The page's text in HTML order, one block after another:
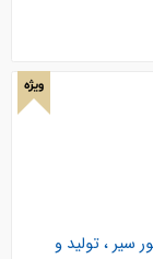
ویژه
سیر ، تولید و